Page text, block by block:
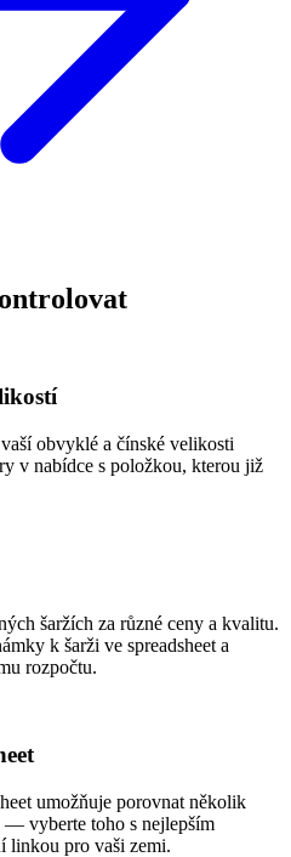
obvyklé a čínské velikosti
v nabídce s položkou, kterou již
šaržích za různé ceny a kvalitu.
k šarži ve spreadsheet a
rozpočtu.
umožňuje porovnat několik
— vyberte toho s nejlepším
linkou pro vaši zemi.